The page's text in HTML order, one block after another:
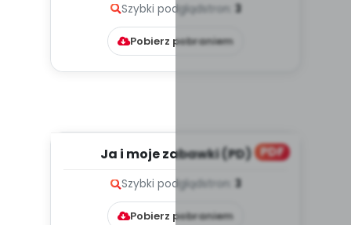
Szybki podglądstron: 3
Pobierz pobraniem
PDF
Ja i moje zabawki (PD)
Szybki podgląd stron: 3
Pobierz pobraniem